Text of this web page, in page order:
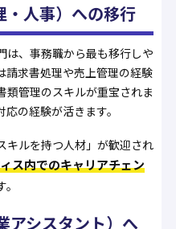
・人事）への移行
は、事務職から最も移行しや
請求書処理や売上管理の経験
類管理のスキルが重宝されま
の経験が活きます。
キルを持つ人材」が歓迎され
ス内でのキャリアチェン
アシスタント）へ